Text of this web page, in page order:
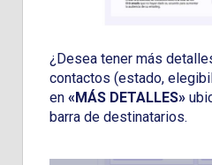
¿Desea tener más
contactos (estado,
en «MÁS DETALLES»
barra de destinatarios.